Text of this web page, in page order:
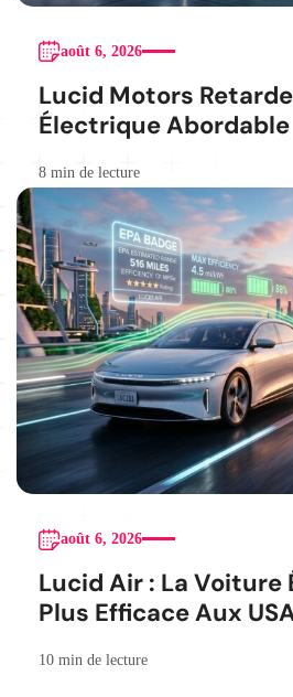
août 6, 2026
Lucid Motors Retarde
Électrique Abordable
8 min de lecture
août 6, 2026
Lucid Air : La Voiture
Plus Efficace Aux
10 min de lecture